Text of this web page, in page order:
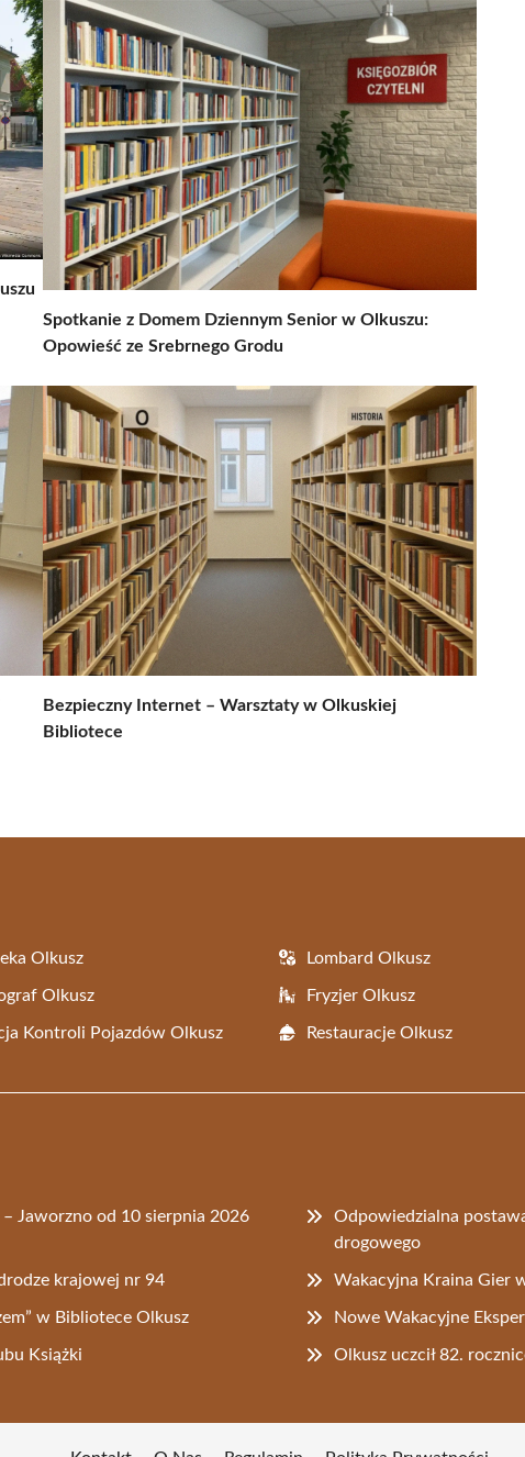
Spotkanie z Domem Dziennym Senior w Olkuszu:
Opowieść ze Srebrnego Grodu
Bezpieczny Internet – Warsztaty w Olkuskiej
Bibliotece
Olkusz Lombard Olkusz
Olkusz Fryzjer Olkusz
Kontroli Pojazdów Olkusz Restauracje Olkusz
Jaworzno od 10 sierpnia 2026
Odpowiedzialna
drogowego
krajowej nr 94 Wakacyjna Kraina Gier
w Bibliotece Olkusz Nowe Wakacyjne
Książki Olkusz uczcił 82.